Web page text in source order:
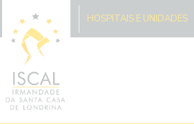
A ISCAL HOSPITAIS E UNIDADES